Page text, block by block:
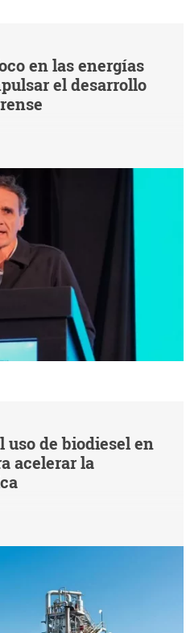
en las energías
el desarrollo
uso de biodiesel en
acelerar la